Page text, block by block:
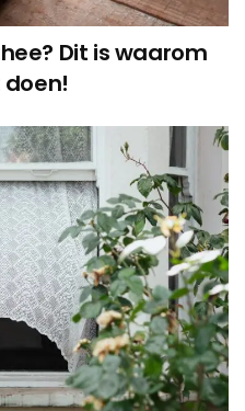
Dit is waarom